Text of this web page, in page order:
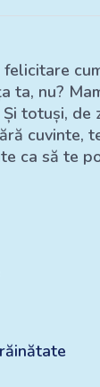
nu?
totuși, de
ca să te